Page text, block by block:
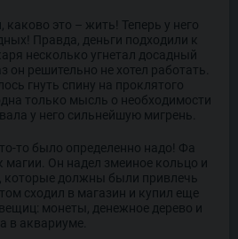
это – жить! Теперь у него
Правда, деньги подходили к
несколько угнетал досадный
он решительно не хотел работать.
гнуть спину на проклятого
только мысль о необходимости
у него сильнейшую мигрень.
то было определенно надо! Фа
магии. Он надел змеиное кольцо и
которые должны были привлечь
сходил в магазин и купил еще
монеты, денежное дерево и
в аквариуме.